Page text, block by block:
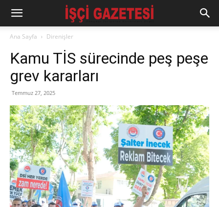
Ana Sayfa Direnişler
Kamu TİS sürecinde peş peşe
grev kararları
Temmuz 27, 2025